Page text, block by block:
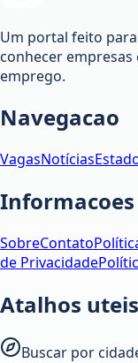
Um portal feito
conhecer
emprego.
Navegacao
VagasNotícias
Informacoes
SobreContato
de Privacidade
Atalhos uteis
Buscar por